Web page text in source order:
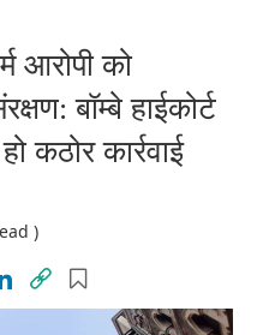
आरोपी को
बॉम्बे हाईकोर्ट
कठोर कार्रवाई
)